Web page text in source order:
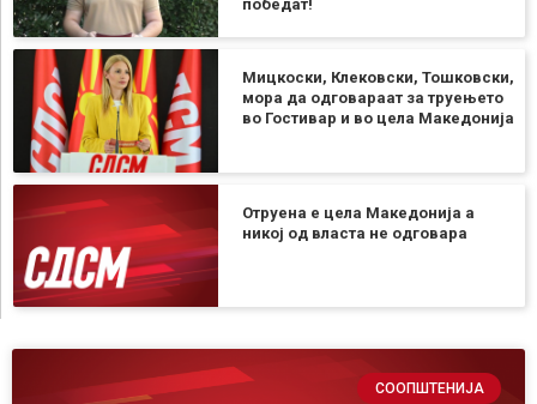
победат!
Мицкоски, Клековски, Тошковски,
мора да одговараат за труењето
во Гостивар и во цела Македонија
Отруена е цела Македонија а
никој од власта не одговара
СООПШТЕНИЈА